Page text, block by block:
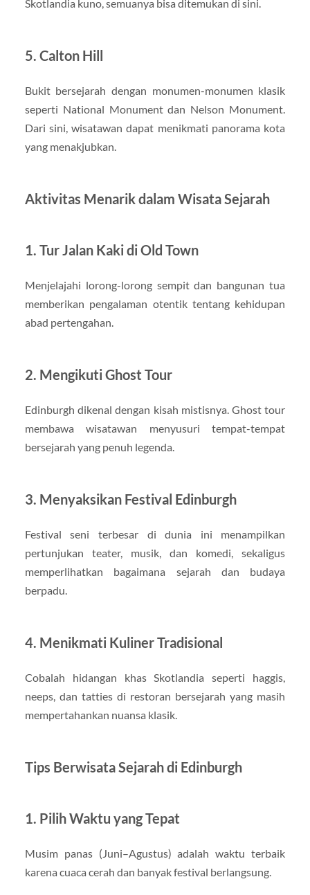
Skotlandia kuno, semuanya bisa ditemukan di sini.
5. Calton Hill
Bukit bersejarah dengan monumen-monumen klasik
seperti National Monument dan Nelson Monument.
Dari sini, wisatawan dapat menikmati panorama kota
yang menakjubkan.
Aktivitas Menarik dalam Wisata Sejarah
1. Tur Jalan Kaki di Old Town
Menjelajahi lorong-lorong sempit dan bangunan tua
memberikan pengalaman otentik tentang kehidupan
abad pertengahan.
2. Mengikuti Ghost Tour
Edinburgh dikenal dengan kisah mistisnya. Ghost tour
membawa wisatawan menyusuri tempat-tempat
bersejarah yang penuh legenda.
3. Menyaksikan Festival Edinburgh
Festival seni terbesar di dunia ini menampilkan
pertunjukan teater, musik, dan komedi, sekaligus
memperlihatkan bagaimana sejarah dan budaya
berpadu.
4. Menikmati Kuliner Tradisional
Cobalah hidangan khas Skotlandia seperti haggis,
neeps, dan tatties di restoran bersejarah yang masih
mempertahankan nuansa klasik.
Tips Berwisata Sejarah di Edinburgh
1. Pilih Waktu yang Tepat
Musim panas (Juni–Agustus) adalah waktu terbaik
karena cuaca cerah dan banyak festival berlangsung.